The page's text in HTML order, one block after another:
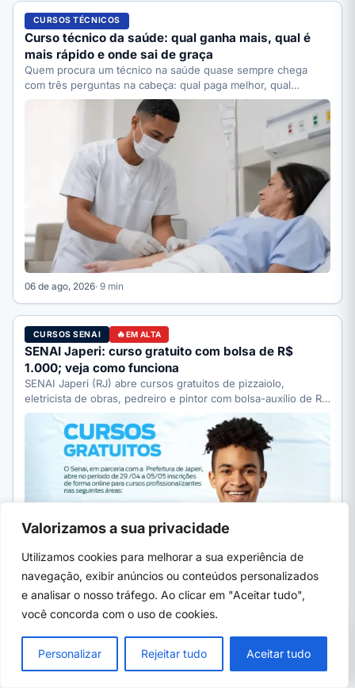
Valorizamos a sua privacidade
Utilizamos cookies para melhorar a sua experiência de
navegação, exibir anúncios ou conteúdos personalizados
e analisar o nosso tráfego. Ao clicar em "Aceitar tudo",
você concorda com o uso de cookies.
Personalizar Rejeitar tudo Aceitar tudo
CURSOS TÉCNICOS
Curso técnico da saúde: qual ganha mais, qual é
mais rápido e onde sai de graça
Quem procura um técnico na saúde quase sempre chega
com três perguntas na cabeça: qual paga melhor, qual…
06 de ago, 2026· 9 min
CURSOS SENAI EM ALTA
SENAI Japeri: curso gratuito com bolsa de R$
1.000; veja como funciona
SENAI Japeri (RJ) abre cursos gratuitos de pizzaiolo,
eletricista de obras, pedreiro e pintor com bolsa-auxílio de R$
…
06 de ago, 2026· 6 min
CURSOS SENAI EM ALTA
SENAI Guarulhos (SP) 2026: cursos técnicos
SENAI Sergipe tem 8 turmas gratuitas
abertas em Aracaju e Estância; uma